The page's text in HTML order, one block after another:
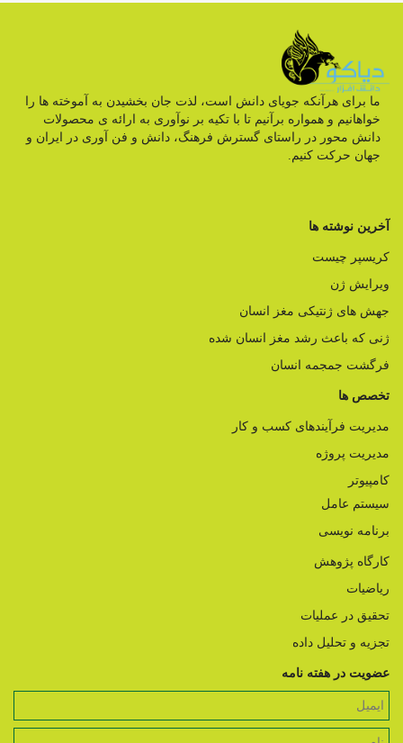
ما برای هرآنکه جویای دانش است، لذت جان بخشیدن به آموخته ها را
خواهانیم و همواره برآنیم تا با تکیه بر نوآوری به ارائه ی محصولات
دانش محور در راستای گسترش فرهنگ، دانش و فن آوری در ایران و
جهان حرکت کنیم.
آخرین نوشته ها
کریسپر چیست
ویرایش ژن
جهش های ژنتیکی مغز انسان
ژنی که باعث رشد مغز انسان شده
فرگشت جمجمه انسان
تخصص ها
مدیریت فرآیندهای کسب و کار
مدیریت پروژه
کامپیوتر
سیستم عامل
برنامه نویسی
کارگاه پژوهش
ریاضیات
تحقیق در عملیات
تجزیه و تحلیل داده
عضویت در هفته نامه